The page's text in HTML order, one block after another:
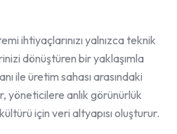
ihtiyaçlarınızı yalnızca teknik
dönüştüren bir yaklaşımla
ile üretim sahası arasındaki
yöneticilere anlık görünürlük
için veri altyapısı oluşturur.